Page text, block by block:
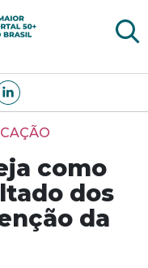
Viva Notícias
como
dos
da